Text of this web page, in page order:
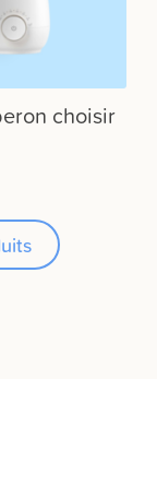
choisir